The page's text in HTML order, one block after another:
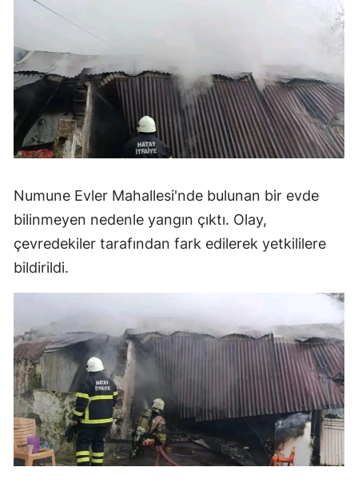
Numune Evler Mahallesi'nde bulunan bir evde
bilinmeyen nedenle yangın çıktı. Olay,
çevredekiler tarafından fark edilerek yetkililere
bildirildi.